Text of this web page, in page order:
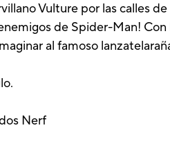
Vulture por las calles
de Spider-Man!
al famoso
Nerf